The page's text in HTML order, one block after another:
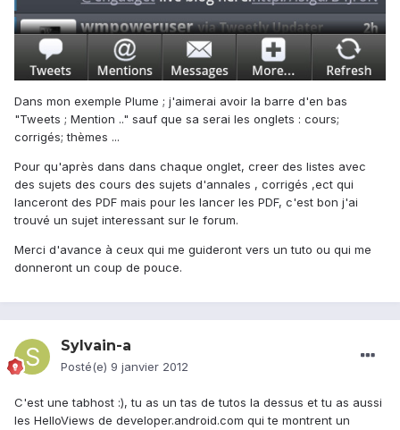
Dans mon exemple Plume ; j'aimerai avoir la barre d'en bas
"Tweets ; Mention .." sauf que sa serai les onglets : cours;
corrigés; thèmes ...
Pour qu'après dans dans chaque onglet, creer des listes avec
des sujets des cours des sujets d'annales , corrigés ,ect qui
lanceront des PDF mais pour les lancer les PDF, c'est bon j'ai
trouvé un sujet interessant sur le forum.
Merci d'avance à ceux qui me guideront vers un tuto ou qui me
donneront un coup de pouce.
Sylvain-a
Posté(e) 9 janvier 2012
C'est une tabhost :), tu as un tas de tutos la dessus et tu as aussi
les HelloViews de developer.android.com qui te montrent un